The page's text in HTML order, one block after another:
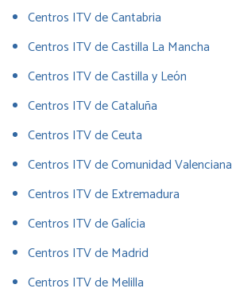
Centros ITV de Cantabria
Centros ITV de Castilla La Mancha
Centros ITV de Castilla y León
Centros ITV de Cataluña
Centros ITV de Ceuta
Centros ITV de Comunidad Valenciana
Centros ITV de Extremadura
Centros ITV de Galícia
Centros ITV de Madrid
Centros ITV de Melilla